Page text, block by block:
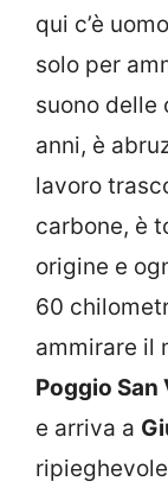
qui c’è
solo per
suono delle
anni, è
lavoro
carbone, è
origine e
60
ammirare il
Poggio
e arriva a